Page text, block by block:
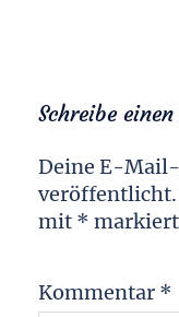
Schreibe
Deine E-
veröffentlicht.
mit * markiert
Kommentar *